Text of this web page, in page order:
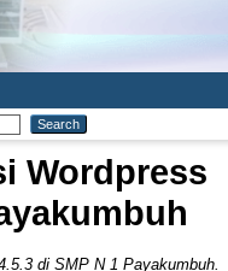
Wordpress
di SMP N 1 Payakumbuh.